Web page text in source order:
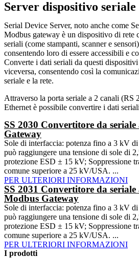
Server dispositivo seriale
Serial Device Server, noto anche come
Modbus gateway è un dispositivo di rete
seriali (come stampanti, scanner e
consentendo loro di essere accessibili e
Converte i dati seriali da questi
viceversa, consentendo così la
seriale e la rete.
Attraverso la porta seriale a 2 canali (RS
Ethernet è possibile convertire i dati
SS 2030 Convertitore da
Gateway
Sole di interfaccia: potenza fino a 3 kV
può raggiungere una tensione di sole di
protezione ESD ± 15 kV; Soppressione
comune superiore a 25 kV/USA. ...
PER ULTERIORI INFORMAZIONI
SS 2031 Convertitore da
Modbus Gateway
Sole di interfaccia: potenza fino a 3 kV
può raggiungere una tensione di sole di
protezione ESD ± 15 kV; Soppressione
comune superiore a 25 kV/USA. ...
PER ULTERIORI INFORMAZIONI
I prodotti